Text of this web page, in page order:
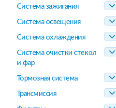
Система зажигания
Система освещения
Система охлаждения
Система очистки стекол
и фар
Тормозная система
Трансмиссия